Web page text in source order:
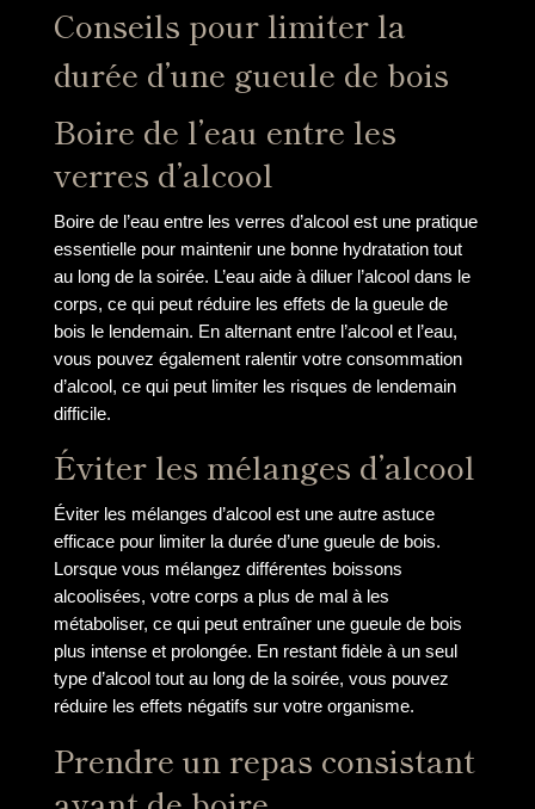
Conseils pour limiter la
durée d’une gueule de bois
Boire de l’eau entre les
verres d’alcool
Boire de l’eau entre les verres d’alcool est une pratique
essentielle pour maintenir une bonne hydratation tout
au long de la soirée. L’eau aide à diluer l’alcool dans le
corps, ce qui peut réduire les effets de la gueule de
bois le lendemain. En alternant entre l’alcool et l’eau,
vous pouvez également ralentir votre consommation
d’alcool, ce qui peut limiter les risques de lendemain
difficile.
Éviter les mélanges d’alcool
Éviter les mélanges d’alcool est une autre astuce
efficace pour limiter la durée d’une gueule de bois.
Lorsque vous mélangez différentes boissons
alcoolisées, votre corps a plus de mal à les
métaboliser, ce qui peut entraîner une gueule de bois
plus intense et prolongée. En restant fidèle à un seul
type d’alcool tout au long de la soirée, vous pouvez
réduire les effets négatifs sur votre organisme.
Prendre un repas consistant